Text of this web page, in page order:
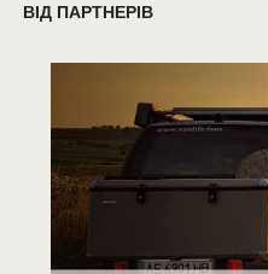
ВІД ПАРТНЕРІВ